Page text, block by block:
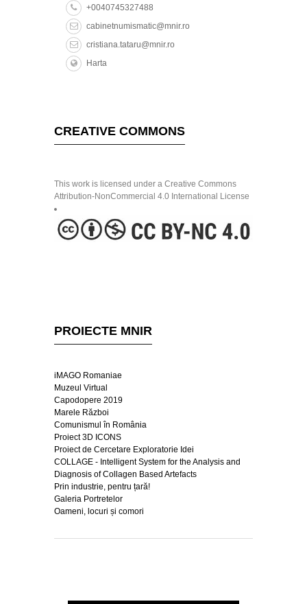
+0040745327488
cabinetnumismatic@mnir.ro
cristiana.tataru@mnir.ro
Harta
CREATIVE COMMONS
This work is licensed under a Creative Commons
Attribution-NonCommercial 4.0 International License
PROIECTE MNIR
iMAGO Romaniae
Muzeul Virtual
Capodopere 2019
Marele Război
Comunismul în România
Proiect 3D ICONS
Proiect de Cercetare Exploratorie Idei
COLLAGE - Intelligent System for the Analysis and
Diagnosis of Collagen Based Artefacts
Prin industrie, pentru țară!
Galeria Portretelor
Oameni, locuri și comori